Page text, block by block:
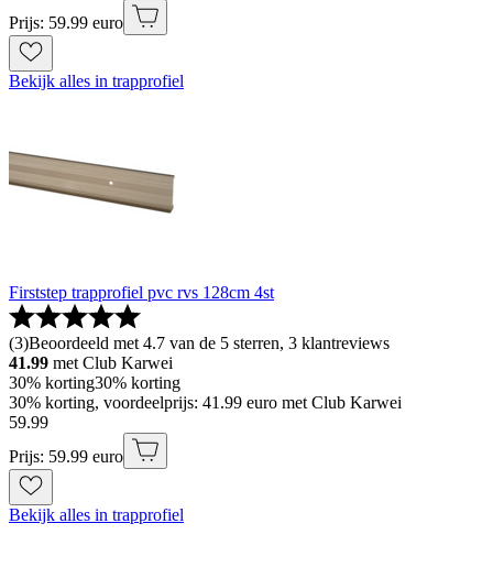
Prijs: 59.99 euro
Bekijk alles in trapprofiel
Firststep trapprofiel pvc rvs 128cm 4st
(3)Beoordeeld met 4.7 van de 5 sterren, 3 klantreviews
41.99 met Club Karwei
30% korting30% korting
30% korting, voordeelprijs: 41.99 euro met Club Karwei
59.99
Prijs: 59.99 euro
Bekijk alles in trapprofiel